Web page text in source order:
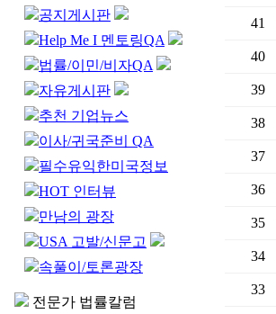
공지게시판
Help Me I 멘토링QA
법률/이민/비자QA
자유게시판
추천 기업뉴스
이사/귀국준비 QA
필수유익한미국정보
HOT 인터뷰
만남의 광장
USA 고발/신문고
속풀이/토론광장
전문가 법률칼럼
41
40
39
38
37
36
35
34
33